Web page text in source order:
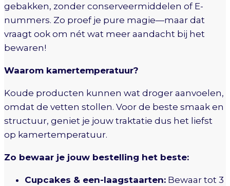
gebakken, zonder conserveermiddelen of E-
nummers. Zo proef je pure magie—maar dat
vraagt ook om nét wat meer aandacht bij het
bewaren!
Waarom kamertemperatuur?
Koude producten kunnen wat droger aanvoelen,
omdat de vetten stollen. Voor de beste smaak en
structuur, geniet je jouw traktatie dus het liefst
op kamertemperatuur.
Zo bewaar je jouw bestelling het beste:
Cupcakes & een-laagstaarten: Bewaar tot 3